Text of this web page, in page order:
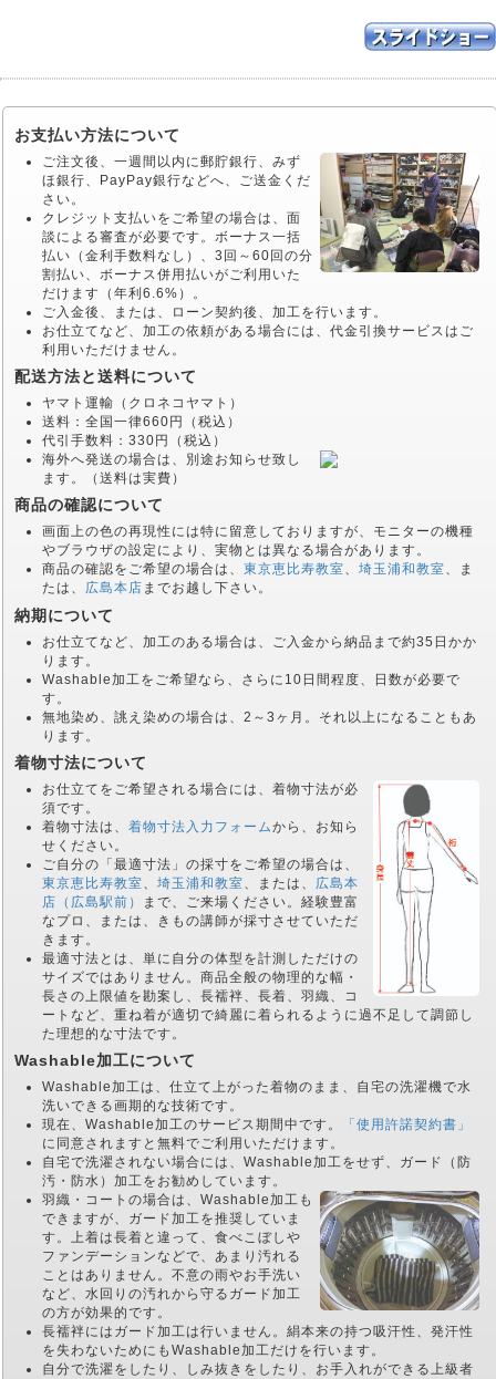
お支払い方法について
ご注文後、一週間以内に郵貯銀行、みず
ほ銀行、PayPay銀行などへ、ご送金くだ
さい。
クレジット支払いをご希望の場合は、面
談による審査が必要です。ボーナス一括
払い（金利手数料なし）、3回～60回の分
割払い、ボーナス併用払いがご利用いた
だけます（年利6.6%）。
ご入金後、または、ローン契約後、加工を行います。
お仕立てなど、加工の依頼がある場合には、代金引換サービスはご
利用いただけません。
配送方法と送料について
ヤマト運輸（クロネコヤマト）
送料：全国一律660円（税込）
代引手数料：330円（税込）
海外へ発送の場合は、別途お知らせ致し
ます。（送料は実費）
商品の確認について
画面上の色の再現性には特に留意しておりますが、モニターの機種
やブラウザの設定により、実物とは異なる場合があります。
商品の確認をご希望の場合は、 東京恵比寿教室、 埼玉浦和教室、ま
たは、 広島本店 までお越し下さい。
納期について
お仕立てなど、加工のある場合は、ご入金から納品まで約35日かか
ります。
Washable加工をご希望なら、さらに10日間程度、日数が必要で
す。
無地染め、誂え染めの場合は、2～3ヶ月。それ以上になることもあ
ります。
着物寸法について
お仕立てをご希望される場合には、着物寸法が必
須です。
着物寸法は、 着物寸法入力フォームから、お知ら
せください。
ご自分の「最適寸法」の採寸をご希望の場合は、
東京恵比寿教室、 埼玉浦和教室、または、 広島本
店（広島駅前）
まで、ご来場ください。経験豊富
なプロ、または、きもの講師が採寸させていただ
きます。
最適寸法とは、単に自分の体型を計測しただけの
サイズではありません。商品全般の物理的な幅・
長さの上限値を勘案し、長襦袢、長着、羽織、コ
ートなど、重ね着が適切で綺麗に着られるように過不足して調節し
た理想的な寸法です。
Washable加工について
Washable加工は、仕立て上がった着物のまま、自宅の洗濯機で水
洗いできる画期的な技術です。
現在、Washable加工のサービス期間中です。
「使用許諾契約書」
に同意されますと無料でご利用いただけます。
自宅で洗濯されない場合には、Washable加工をせず、ガード（防
汚・防水）加工をお勧めしています。
羽織・コートの場合は、Washable加工も
できますが、ガード加工を推奨していま
す。上着は長着と違って、食べこぼしや
ファンデーションなどで、あまり汚れる
ことはありません。不意の雨やお手洗い
など、水回りの汚れから守るガード加工
の方が効果的です。
長襦袢にはガード加工は行いません。絹本来の持つ吸汗性、発汗性
を失わないためにもWashable加工だけを行います。
自分で洗濯をしたり、しみ抜きをしたり、お手入れができる上級者